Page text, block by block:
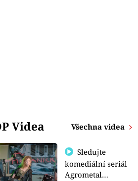
Videa Všechna videa
Sledujte
komediální seriál
Agrometal